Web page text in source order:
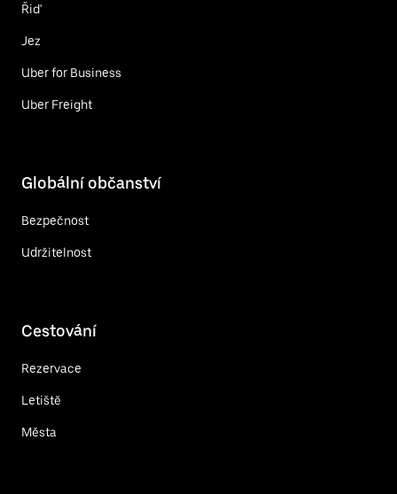
Řiď
Jez
Uber for Business
Uber Freight
Globální občanství
Bezpečnost
Udržitelnost
Cestování
Rezervace
Letiště
Města